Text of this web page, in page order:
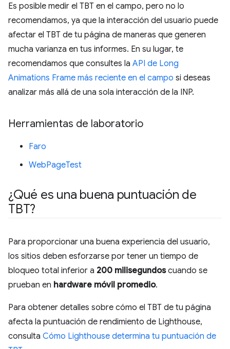
Es posible medir el TBT en el campo, pero no lo
recomendamos, ya que la interacción del usuario puede
afectar el TBT de tu página de maneras que generen
mucha varianza en tus informes. En su lugar, te
recomendamos que consultes la API de Long
Animations Frame más reciente en el campo si deseas
analizar más allá de una sola interacción de la INP.
Herramientas de laboratorio
Faro
WebPageTest
¿Qué es una buena puntuación de
TBT?
Para proporcionar una buena experiencia del usuario,
los sitios deben esforzarse por tener un tiempo de
bloqueo total inferior a 200 milisegundoscuando se
prueban en hardware móvil promedio.
Para obtener detalles sobre cómo el TBT de tu página
afecta la puntuación de rendimiento de Lighthouse,
consulta Cómo Lighthouse determina tu puntuación de